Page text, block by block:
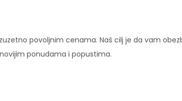
povoljnim cenama. Naš cilj je da vam
ponudama i popustima.